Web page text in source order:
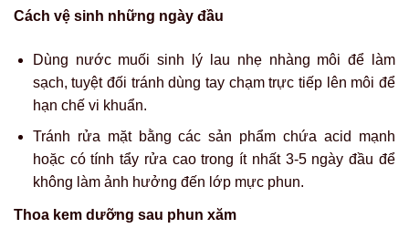
Cách vệ sinh những ngày đầu
Dùng nước muối sinh lý lau nhẹ nhàng môi để làm
sạch, tuyệt đối tránh dùng tay chạm trực tiếp lên môi để
hạn chế vi khuẩn.
Tránh rửa mặt bằng các sản phẩm chứa acid mạnh
hoặc có tính tẩy rửa cao trong ít nhất 3-5 ngày đầu để
không làm ảnh hưởng đến lớp mực phun.
Thoa kem dưỡng sau phun xăm